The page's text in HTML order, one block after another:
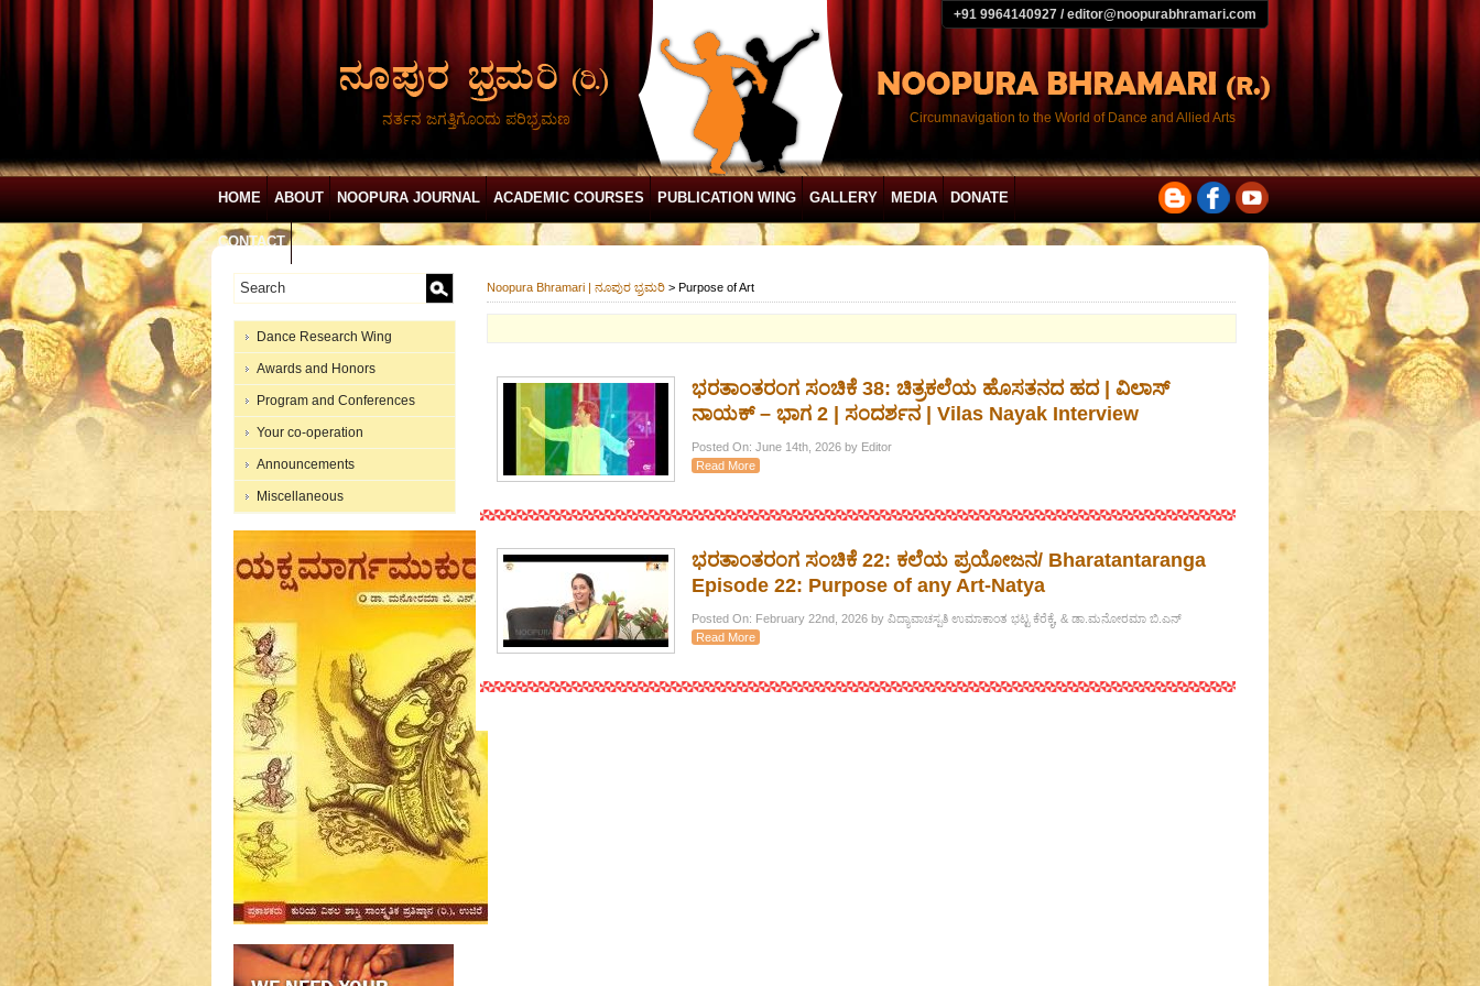
+91 9964140927 / editor@noopurabhramari.com
ನರ್ತನ ಜಗತ್ತಿಗೊಂದು ಪರಿಭ್ರಮಣ Circumnavigation to the World of Dance and Allied Arts
HOME ABOUT NOOPURA JOURNAL ACADEMIC COURSES PUBLICATION WING GALLERY MEDIA DONATE
CONTACT
Dance Research Wing
Awards and Honors
Program and Conferences
Your co-operation
Announcements
Miscellaneous
Noopura Bhramari | ನೂಪುರ ಭ್ರಮರಿ > Purpose of Art
ಭರತಾಂತರಂಗ ಸಂಚಿಕೆ 38: ಚಿತ್ರಕಲೆಯ ಹೊಸತನದ ಹದ | ವಿಲಾಸ್
ನಾಯಕ್ – ಭಾಗ 2 | ಸಂದರ್ಶನ | Vilas Nayak Interview
Posted On: June 14th, 2026 by Editor
Read More
ಭರತಾಂತರಂಗ ಸಂಚಿಕೆ 22: ಕಲೆಯ ಪ್ರಯೋಜನ/ Bharatantaranga
Episode 22: Purpose of any Art-Natya
Posted On: February 22nd, 2026 by ವಿದ್ಯಾವಾಚಸ್ಪತಿ ಉಮಾಕಾಂತ ಭಟ್ಟ ಕೆರೆಕೈ, & ಡಾ.ಮನೋರಮಾ ಬಿ.ಎನ್
Read More